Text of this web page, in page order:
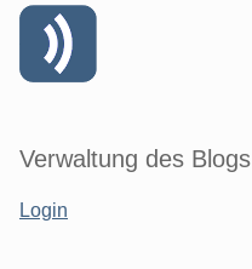
Verwaltung des Blogs
Login